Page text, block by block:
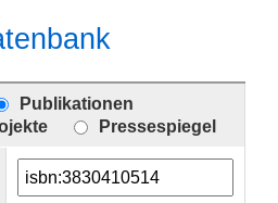
Publikationen
Pressespiegel